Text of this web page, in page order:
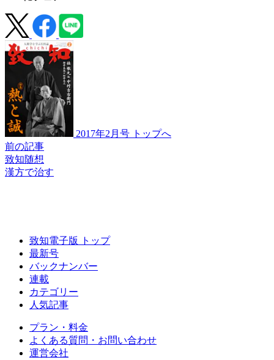
2017年2月号 トップへ
前の記事
致知随想
漢方で治す
致知電子版 トップ
最新号
バックナンバー
連載
カテゴリー
人気記事
プラン・料金
よくある質問・お問い合わせ
運営会社